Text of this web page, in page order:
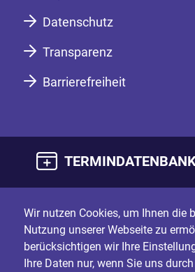
Datenschutz
Transparenz
Barrierefreiheit
Wir nutzen Cookies, um Ihnen die
Nutzung unserer Webseite zu
berücksichtigen wir Ihre
Ihre Daten nur, wenn Sie uns